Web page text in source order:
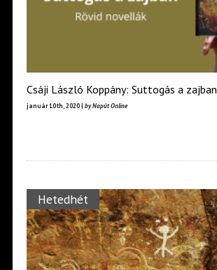
Csáji László Koppány: Suttogás a zajban
január 10th, 2020 | by Napút Online
Hetedhét